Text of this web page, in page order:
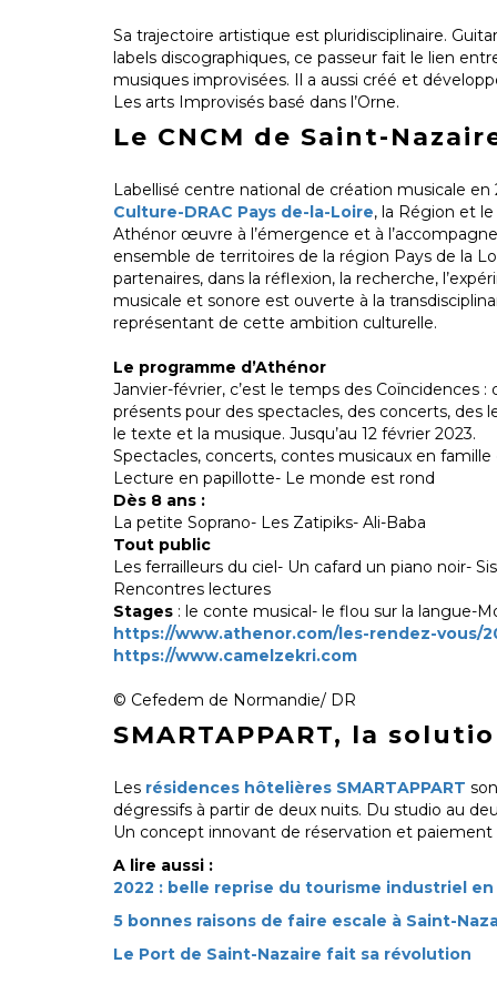
Sa trajectoire artistique est pluridisciplinaire.
labels discographiques, ce passeur fait le lien
musiques improvisées. Il a aussi créé et
Les arts Improvisés basé dans l’Orne.
Le CNCM de Saint-
Labellisé centre national de création musicale
Culture-DRAC Pays de-la-Loire, la Région et
Athénor œuvre à l’émergence et à
ensemble de territoires de la région Pays de la
partenaires, dans la réflexion, la recherche,
musicale et sonore est ouverte à la
représentant de cette ambition culturelle.
Le programme d’Athénor
Janvier-février, c’est le temps des Coïncidences
présents pour des spectacles, des concerts, des
le texte et la musique. Jusqu’au 12 février 2023.
Spectacles, concerts, contes musicaux en famille
Lecture en papillotte- Le monde est rond
Dès 8 ans :
La petite Soprano- Les Zatipiks- Ali-Baba
Tout public
Les ferrailleurs du ciel- Un cafard un piano noir-
Rencontres lectures
Stages : le conte musical- le flou sur la langue-
https://www.athenor.com/les-rendez-vous/
https://www.camelzekri.com
© Cefedem de Normandie/ DR
SMARTAPPART, la
Les résidences hôtelières SMARTAPPART
dégressifs à partir de deux nuits. Du studio au
Un concept innovant de réservation et
A lire aussi :
2022 : belle reprise du tourisme industriel
5 bonnes raisons de faire escale à Saint-
Le Port de Saint-Nazaire fait sa révolution